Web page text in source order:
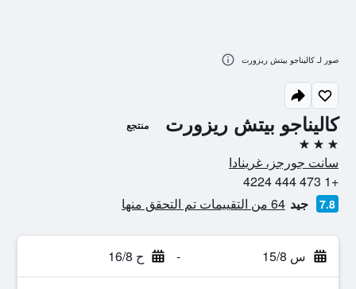
كاليناجو بيتش ريزورت منتجع
3 نجوم
سانت جورجز، غرينادا
+1 473 444 4224
7.8 جيد 64 من التقييمات تم التحقق منها
س 15/8 - ح 16/8
صور لـ كاليناجو بيتش ريزورت